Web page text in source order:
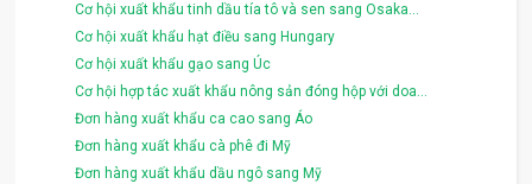
Cơ hội xuất khẩu tinh dầu tía tô và sen sang Osaka...
Cơ hội xuất khẩu hạt điều sang Hungary
Cơ hội xuất khẩu gạo sang Úc
Cơ hội hợp tác xuất khẩu nông sản đóng hộp với doa...
Đơn hàng xuất khẩu ca cao sang Áo
Đơn hàng xuất khẩu cà phê đi Mỹ
Đơn hàng xuất khẩu dầu ngô sang Mỹ